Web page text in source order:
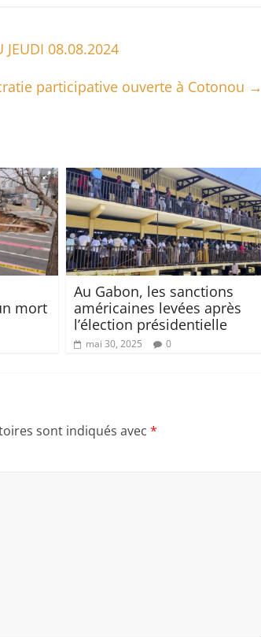
JEUDI 08.08.2024
participative ouverte à Cotonou →
mort
Au Gabon, les sanctions
américaines levées après
l’élection présidentielle
mai 30, 2025 0
sont indiqués avec *